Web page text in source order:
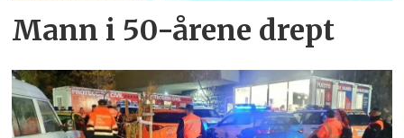
Mann i 50-årene drept